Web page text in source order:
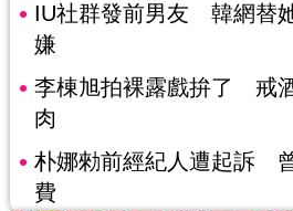
IU社群發前男友 韓網替
嫌
李棟旭拍裸露戲拚了 戒
肉
朴娜勑前經紀人遭起訴
費